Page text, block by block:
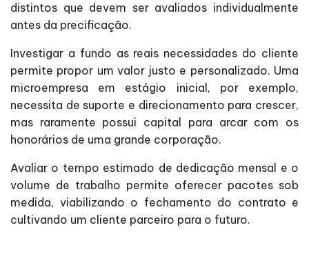
distintos que devem ser avaliados individualmente
antes da precificação.
Investigar a fundo as reais necessidades do cliente
permite propor um valor justo e personalizado. Uma
microempresa em estágio inicial, por exemplo,
necessita de suporte e direcionamento para crescer,
mas raramente possui capital para arcar com os
honorários de uma grande corporação.
Avaliar o tempo estimado de dedicação mensal e o
volume de trabalho permite oferecer pacotes sob
medida, viabilizando o fechamento do contrato e
cultivando um cliente parceiro para o futuro.